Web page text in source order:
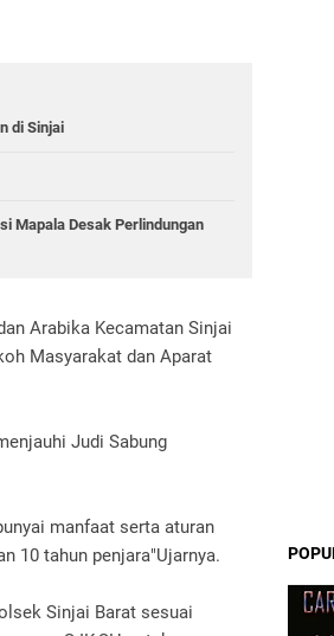
di Sinjai
Mapala Desak Perlindungan
Arabika Kecamatan Sinjai
Masyarakat dan Aparat
Judi Sabung
manfaat serta aturan
10 tahun penjara"Ujarnya.
Sinjai Barat sesuai